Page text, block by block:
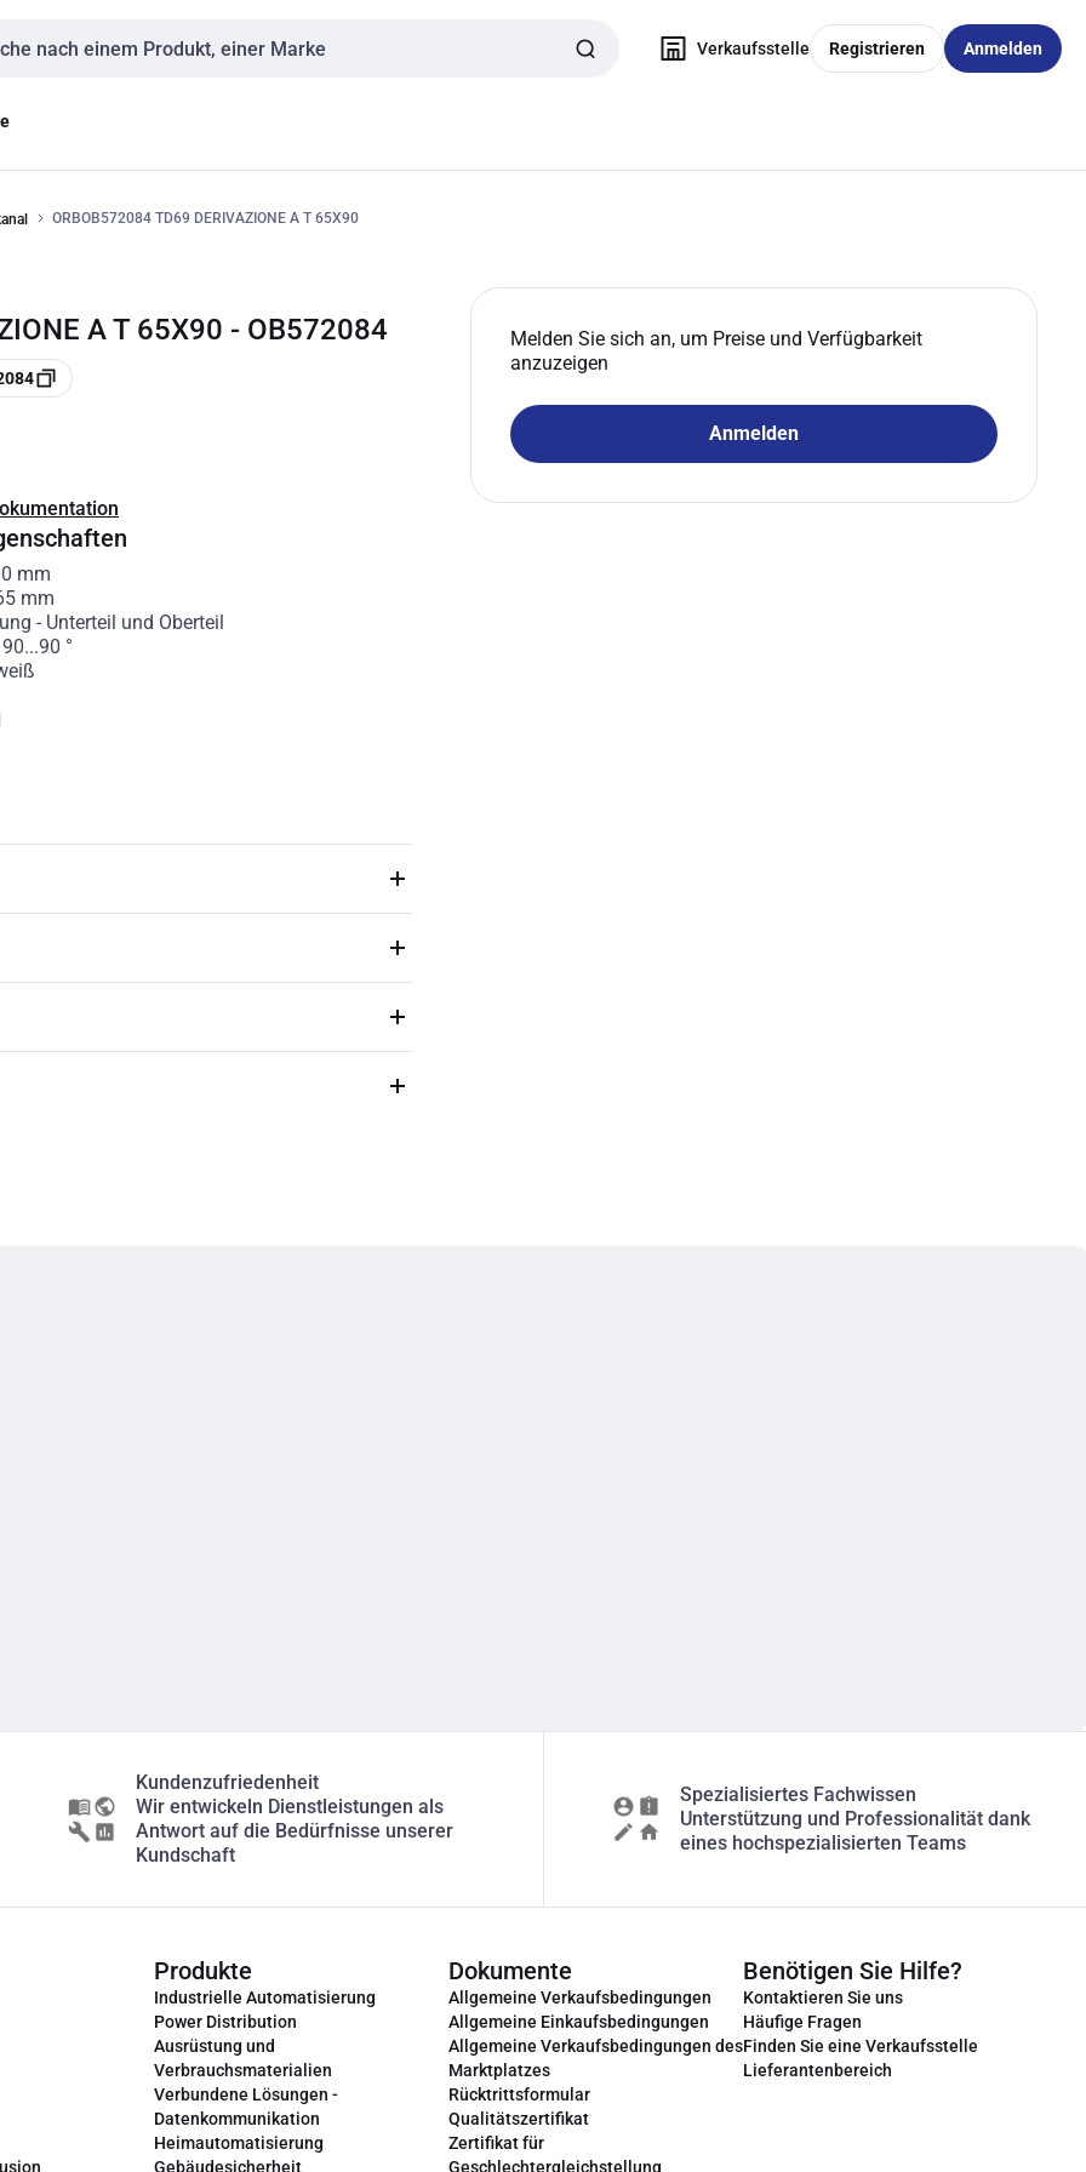
Verkaufsstelle Registrieren Anmelden
ORBOB572084 TD69 DERIVAZIONE A T 65X90
A T 65X90 - OB572084
Melden Sie sich an, um Preise und Verfügbarkeit
anzuzeigen
Anmelden
mm
mm
- Unterteil und Oberteil
90...90 °
Kundenzufriedenheit
Wir entwickeln Dienstleistungen als
Antwort auf die Bedürfnisse unserer
Kundschaft
Spezialisiertes Fachwissen
Unterstützung und Professionalität dank
eines hochspezialisierten Teams
Produkte
Industrielle Automatisierung
Power Distribution
Ausrüstung und
Verbrauchsmaterialien
Verbundene Lösungen -
Datenkommunikation
Heimautomatisierung
Gebäudesicherheit
Dokumente
Allgemeine Verkaufsbedingungen
Allgemeine Einkaufsbedingungen
Allgemeine Verkaufsbedingungen des
Marktplatzes
Rücktrittsformular
Qualitätszertifikat
Zertifikat für
Geschlechtergleichstellung
Benötigen Sie Hilfe?
Kontaktieren Sie uns
Häufige Fragen
Finden Sie eine Verkaufsstelle
Lieferantenbereich